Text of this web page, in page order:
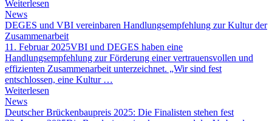
Weiterlesen
News
DEGES und VBI vereinbaren Handlungsempfehlung zur Kultur der
Zusammenarbeit
11. Februar 2025VBI und DEGES haben eine
Handlungsempfehlung zur Förderung einer vertrauensvollen und
effizienten Zusammenarbeit unterzeichnet. „Wir sind fest
entschlossen, eine Kultur …
Weiterlesen
News
Deutscher Brückenbaupreis 2025: Die Finalisten stehen fest